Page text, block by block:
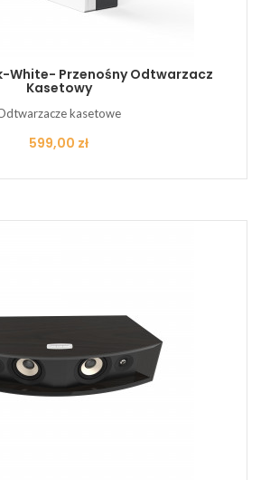
White- Przenośny Odtwarzacz
Kasetowy
kasetowe
Cena
599,00 zł